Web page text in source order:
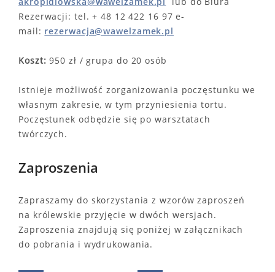
Rezerwacji: tel. + 48 12 422 16 97 e-
mail: rezerwacja@wawelzamek.pl
Koszt:950 zł / grupa do 20 osób
Istnieje możliwość zorganizowania poczęstunku we
własnym zakresie, w tym przyniesienia tortu.
Poczęstunek odbędzie się po warsztatach
twórczych.
Zaproszenia
Zapraszamy do skorzystania z wzorów zaproszeń
na królewskie przyjęcie w dwóch wersjach.
Zaproszenia znajdują się poniżej w załącznikach
do pobrania i wydrukowania.